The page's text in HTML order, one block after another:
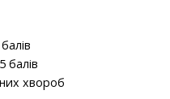
балів
хвороб